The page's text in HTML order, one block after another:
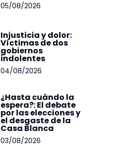
05/08/2026
Injusticia y dolor:
Víctimas de dos
gobiernos
indolentes
04/08/2026
¿Hasta cuándo la
espera?: El debate
por las elecciones y
el desgaste de la
Casa Blanca
03/08/2026